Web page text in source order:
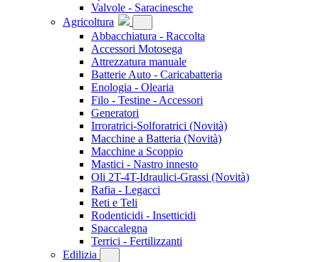
Valvole - Saracinesche
Agricoltura
Abbacchiatura - Raccolta
Accessori Motosega
Attrezzatura manuale
Batterie Auto - Caricabatteria
Enologia - Olearia
Filo - Testine - Accessori
Generatori
Irroratrici-Solforatrici (Novità)
Macchine a Batteria (Novità)
Macchine a Scoppio
Mastici - Nastro innesto
Oli 2T-4T-Idraulici-Grassi (Novità)
Rafia - Legacci
Reti e Teli
Rodenticidi - Insetticidi
Spaccalegna
Terrici - Fertilizzanti
Edilizia